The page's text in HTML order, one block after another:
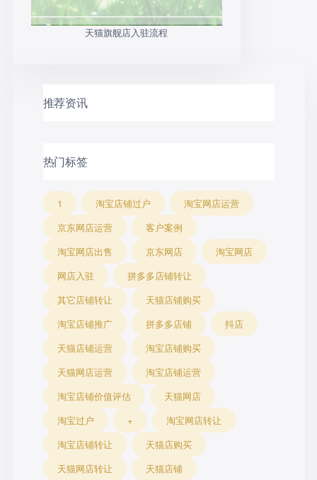
天猫旗舰店入驻流程
推荐资讯
热门标签
1 淘宝店铺过户
淘宝网店运营
京东网店运营
客户案例
淘宝网店出售
京东网店
淘宝网店
网店入驻
拼多多店铺转让
其它店铺转让
天猫店铺购买
淘宝店铺推广
拼多多店铺
抖店
天猫店铺运营
淘宝店铺购买
天猫网店运营
淘宝店铺运营
淘宝店铺价值评估
天猫网店
淘宝过户
+
淘宝网店转让
淘宝店铺转让
天猫店购买
天猫网店转让
天猫店铺